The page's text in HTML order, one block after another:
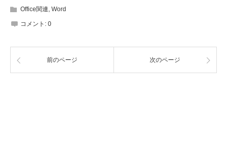
Office関連 Word
コメント: 0
前のページ 次のページ